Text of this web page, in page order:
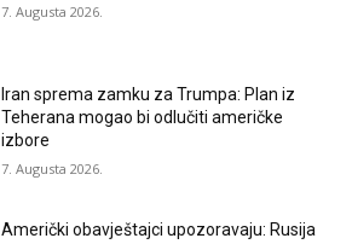
7. Augusta 2026.
Iran sprema zamku za Trumpa: Plan iz
Teherana mogao bi odlučiti američke
izbore
7. Augusta 2026.
Američki obavještajci upozoravaju: Rusija